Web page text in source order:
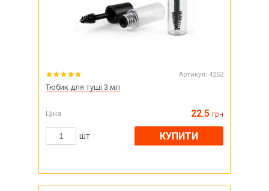
Артикул: 4252
Тюбик для туші 3 мл
Ціна 22.5 грн
шт КУПИТИ